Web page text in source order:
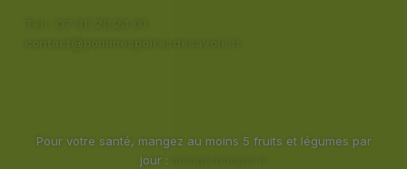
Pour votre santé, mangez au moins 5 fruits et légumes par
jour :